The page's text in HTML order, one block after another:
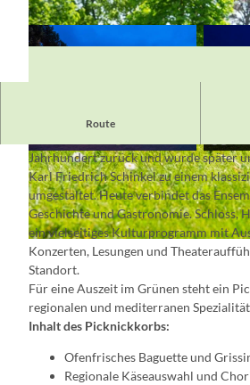
© Seenlandentdecker, Lizenz: Seenland Oder-Spree
© Fotokraftwerk © Markus
Route
Picknick im Schlosspark Neuhardenberg
Jahrhundert zurück und wurde später
Karl Friedrich Schinkel zu einem
umgestaltet. Heute verbindet das
Geschichte und Gastronomie. Schloss,
ein vielseitiges Kulturprogramm mit
Konzerten, Lesungen und
Standort.
Für eine Auszeit im Grünen steht ein
regionalen und mediterranen
Inhalt des Picknickkorbs:
Ofenfrisches Baguette und
Regionale Käseauswahl und